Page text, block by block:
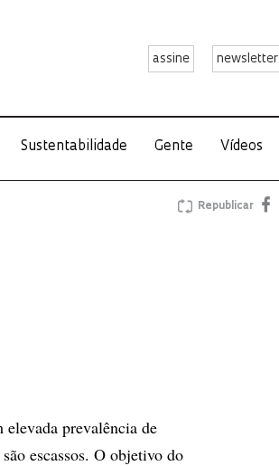
assine newsletter
Sustentabilidade Gente Vídeos
Republicar
prevalência de
escassos. O objetivo do